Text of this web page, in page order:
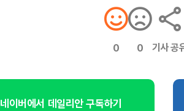
0 0 기사 공
네이버에서 데일리안 구독하기